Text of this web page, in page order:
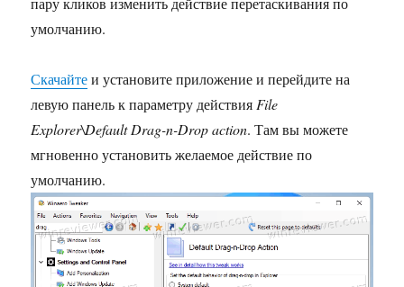
умолчанию.
Скачайтеи установите приложение и перейдите на
левую панель к параметру действия File
Explorer\Default Drag-n-Drop action. Там вы можете
мгновенно установить желаемое действие по
умолчанию.